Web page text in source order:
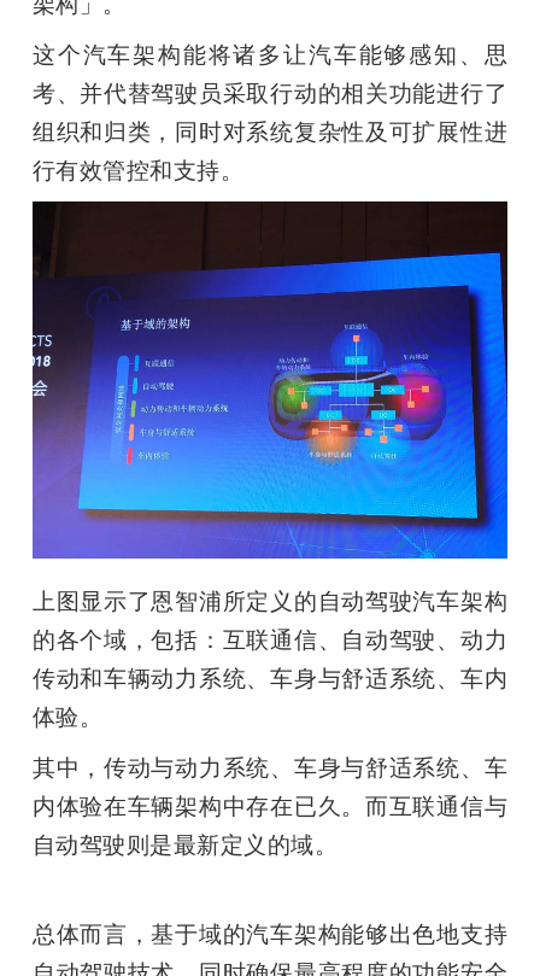
这个汽车架构能将诸多让汽车能够感知、思
考、并代替驾驶员采取行动的相关功能进行了
组织和归类，同时对系统复杂性及可扩展性进
行有效管控和支持。
上图显示了恩智浦所定义的自动驾驶汽车架构
的各个域，包括：互联通信、自动驾驶、动力
传动和车辆动力系统、车身与舒适系统、车内
体验。
其中，传动与动力系统、车身与舒适系统、车
内体验在车辆架构中存在已久。而互联通信与
自动驾驶则是最新定义的域。
总体而言，基于域的汽车架构能够出色地支持